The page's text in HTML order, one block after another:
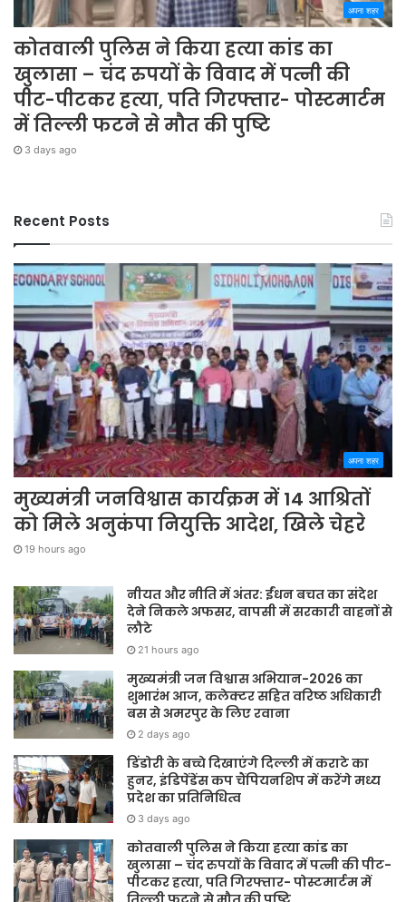
अपना शहर
कोतवाली पुलिस ने किया हत्या कांड का
खुलासा – चंद रुपयों के विवाद में पत्नी की
पीट-पीटकर हत्या, पति गिरफ्तार- पोस्टमार्टम
में तिल्ली फटने से मौत की पुष्टि
3 days ago
Recent Posts
अपना शहर
मुख्यमंत्री जनविश्वास कार्यक्रम में 14 आश्रितों
को मिले अनुकंपा नियुक्ति आदेश, खिले चेहरे
19 hours ago
नीयत और नीति में अंतर: ईंधन बचत का संदेश
देने निकले अफसर, वापसी में सरकारी वाहनों से
लौटे
21 hours ago
मुख्यमंत्री जन विश्वास अभियान-2026 का
शुभारंभ आज, कलेक्टर सहित वरिष्ठ अधिकारी
बस से अमरपुर के लिए रवाना
2 days ago
डिंडोरी के बच्चे दिखाएंगे दिल्ली में कराटे का
हुनर, इंडिपेंडेंस कप चैंपियनशिप में करेंगे मध्य
प्रदेश का प्रतिनिधित्व
3 days ago
कोतवाली पुलिस ने किया हत्या कांड का
खुलासा – चंद रुपयों के विवाद में पत्नी की पीट-
पीटकर हत्या, पति गिरफ्तार- पोस्टमार्टम में